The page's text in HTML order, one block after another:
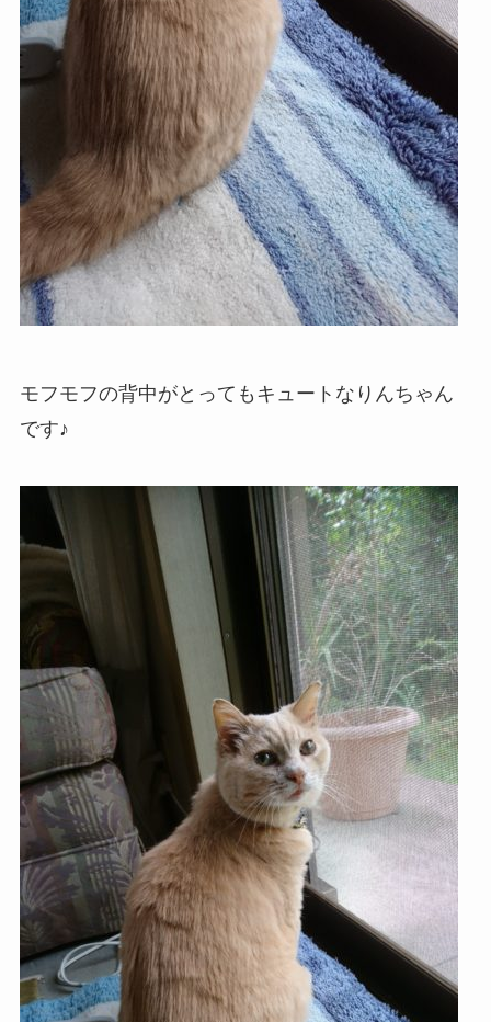
モフモフの背中がとってもキュートなりんちゃん
です♪